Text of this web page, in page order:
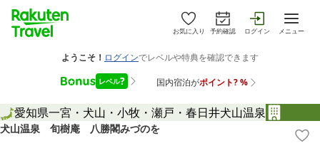
お気に入り 予約確認 ログイン メニュー
愛知県一宮・犬山・小牧・瀬戸・春日井犬山温泉
犬山温泉 旬樹庵 八勝閣みづのを